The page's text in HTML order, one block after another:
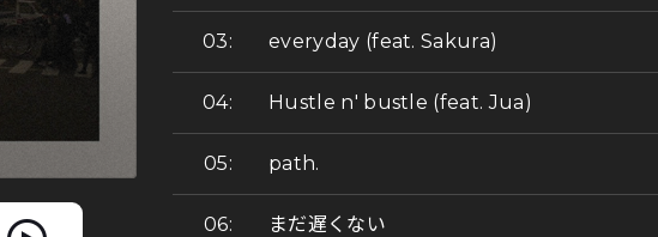
everyday (feat. Sakura)
Hustle n' bustle (feat. Jua)
path.
まだ遅くない